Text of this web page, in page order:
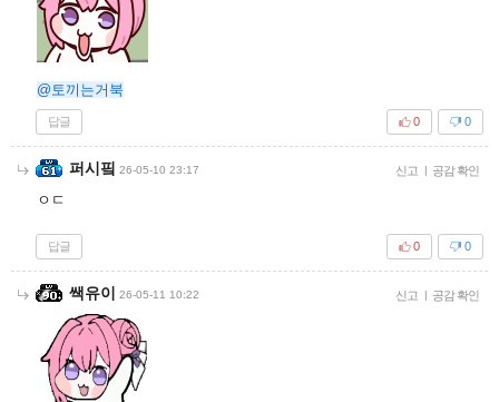
@토끼는거북
답글 0
0
퍼시핔 26-05-10 23:17 신고 | 공감 확인
ㅇㄷ
답글 0
0
쌕유이 26-05-11 10:22 신고 | 공감 확인